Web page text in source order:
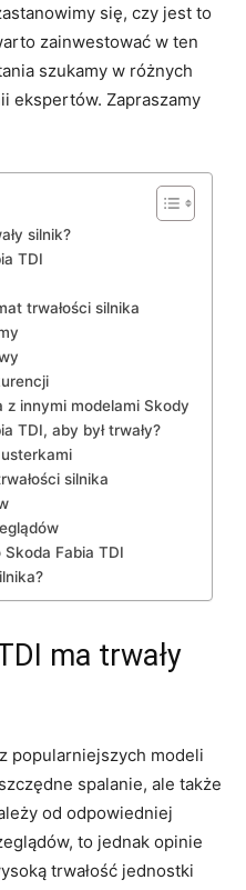
⁢się, ‍czy jest to⁤
⁣zainwestować w ‍ten
szukamy w‌ różnych
ekspertów. Zapraszamy
silnik?
TDI
trwałości silnika
z innymi⁣ modelami Skody
‍TDI, aby ‌był trwały?
silnika
Skoda Fabia‍ TDI
ma ​trwały
popularniejszych modeli
spalanie,​ ale także
od ​odpowiedniej‍
to jednak opinie
trwałość jednostki